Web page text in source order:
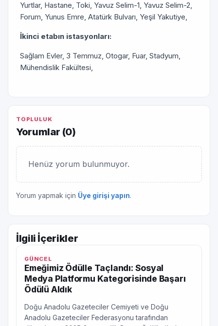
Yurtlar, Hastane, Toki, Yavuz Selim-1, Yavuz Selim-2,
Forum, Yunus Emre, Atatürk Bulvarı, Yeşil Yakutiye,
İkinci etabın istasyonları:
Sağlam Evler, 3 Temmuz, Otogar, Fuar, Stadyum,
Mühendislik Fakültesi,
TOPLULUK
Yorumlar (0)
Henüz yorum bulunmuyor.
Yorum yapmak için Üye girişi yapın.
İlgili İçerikler
GÜNCEL
Emeğimiz Ödülle Taçlandı: Sosyal
Medya Platformu Kategorisinde Başarı
Ödülü Aldık
Doğu Anadolu Gazeteciler Cemiyeti ve Doğu
Anadolu Gazeteciler Federasyonu tarafından